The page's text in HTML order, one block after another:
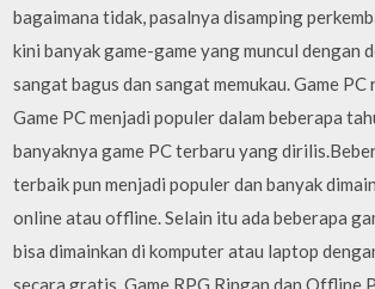
bagaimana tidak, pasalnya disamping
kini banyak game-game yang muncul dengan
sangat bagus dan sangat memukau. Game
Game PC menjadi populer dalam beberapa
banyaknya game PC terbaru yang
terbaik pun menjadi populer dan banyak
online atau offline. Selain itu ada beberapa
bisa dimainkan di komputer atau laptop
secara gratis. Game RPG Ringan dan Offline